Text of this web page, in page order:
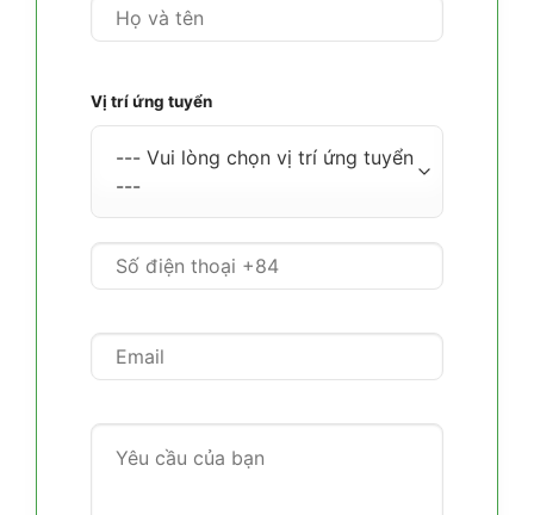
Vị trí ứng tuyển